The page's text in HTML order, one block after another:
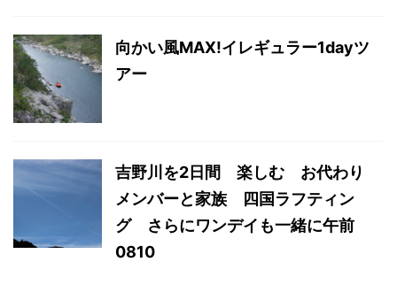
向かい風MAX!イレギュラー1dayツ
アー
吉野川を2日間 楽しむ お代わり
メンバーと家族 四国ラフティン
グ さらにワンデイも一緒に午前
0810